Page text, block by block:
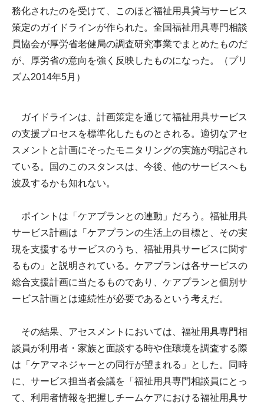
務化されたのを受けて、このほど福祉用具貸与サービス
策定のガイドラインが作られた。全国福祉用具専門相談
員協会が厚労省老健局の調査研究事業でまとめたものだ
が、厚労省の意向を強く反映したものになった。（プリ
ズム2014年5月）
ガイドラインは、計画策定を通じて福祉用具サービス
の支援プロセスを標準化したものとされる。適切なアセ
スメントと計画にそったモニタリングの実施が明記され
ている。国のこのスタンスは、今後、他のサービスへも
波及するかも知れない。
ポイントは「ケアプランとの連動」だろう。福祉用具
サービス計画は「ケアプランの生活上の目標と、その実
現を支援するサービスのうち、福祉用具サービスに関す
るもの」と説明されている。ケアプランは各サービスの
総合支援計画に当たるものであり、ケアプランと個別サ
ービス計画とは連続性が必要であるという考えだ。
その結果、アセスメントにおいては、福祉用具専門相
談員が利用者・家族と面談する時や住環境を調査する際
は「ケアマネジャーとの同行が望まれる」とした。同時
に、サービス担当者会議を「福祉用具専門相談員にとっ
て、利用者情報を把握しチームケアにおける福祉用具サ